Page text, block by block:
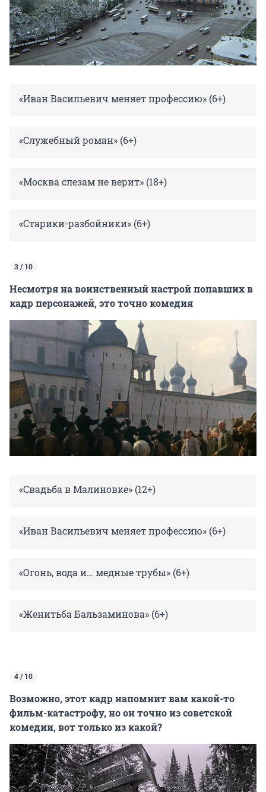
«Иван Васильевич меняет профессию» (6+)
«Служебный роман» (6+)
«Москва слезам не верит» (18+)
«Старики-разбойники» (6+)
3 / 10
Несмотря на воинственный настрой попавших в
кадр персонажей, это точно комедия
«Свадьба в Малиновке» (12+)
«Иван Васильевич меняет профессию» (6+)
«Огонь, вода и… медные трубы» (6+)
«Женитьба Бальзаминова» (6+)
4 / 10
Возможно, этот кадр напомнит вам какой-то
фильм-катастрофу, но он точно из советской
комедии, вот только из какой?